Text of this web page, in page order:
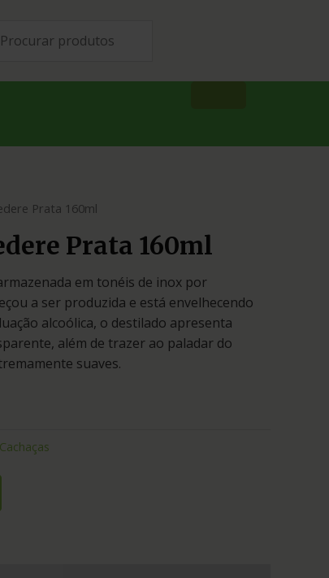
Prata 160ml
Prata 160ml
em tonéis de inox por
a ser produzida e está envelhecendo
alcoólica, o destilado apresenta
além de trazer ao paladar do
suaves.
Cachaças